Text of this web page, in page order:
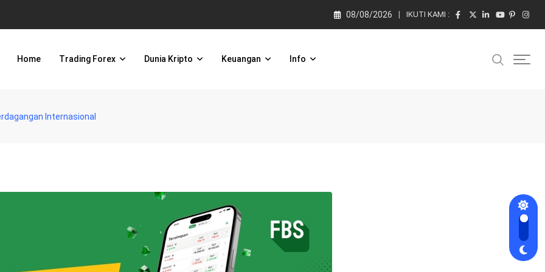
08/08/2026 IKUTI KAMI :
Home Trading Forex Dunia Kripto Keuangan Info
Internasional